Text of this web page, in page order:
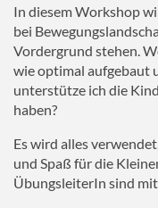
In diesem Workshop
bei
Vordergrund stehen.
wie optimal aufgebaut
unterstütze ich die
haben?
Es wird alles
und Spaß für die
ÜbungsleiterIn sind